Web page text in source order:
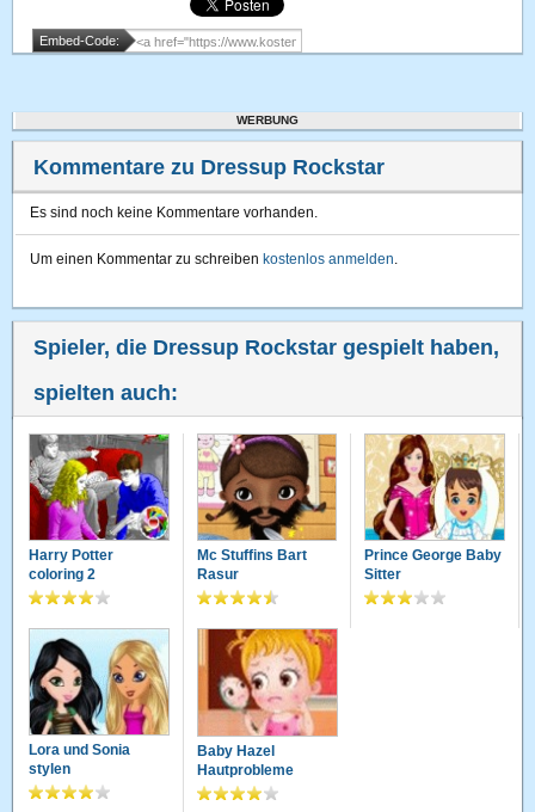
Embed-Code:
WERBUNG
Kommentare zu Dressup Rockstar
Es sind noch keine Kommentare vorhanden.
Um einen Kommentar zu schreiben kostenlos anmelden.
Spieler, die Dressup Rockstar gespielt haben,
spielten auch:
Harry Potter
coloring 2
Mc Stuffins Bart
Rasur
Prince George Baby
Sitter
Lora und Sonia
stylen
Baby Hazel
Hautprobleme